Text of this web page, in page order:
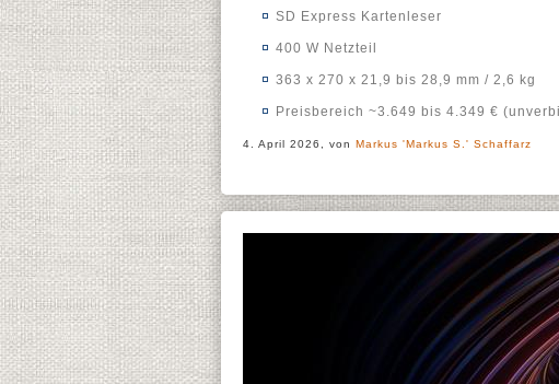
SD Express Kartenleser
400 W Netzteil
363 x 270 x 21,9 bis 28,9 mm / 2,6 kg
Preisbereich ~3.649 bis 4.349 €
4. April 2026, von Markus 'Markus S.' Schaffarz